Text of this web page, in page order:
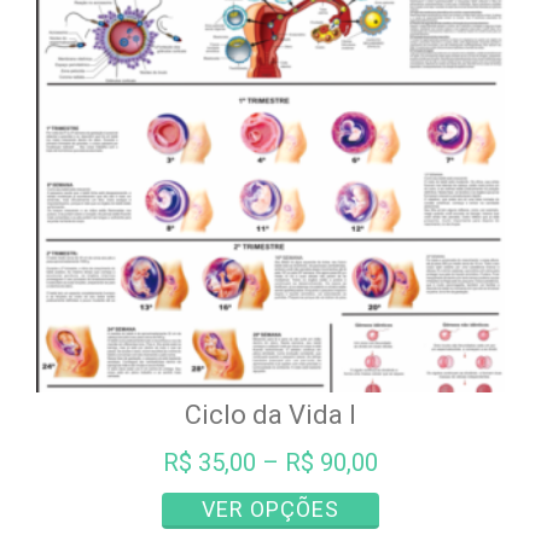
Ciclo da Vida I
R$ 35,00 – R$ 90,00
VER OPÇÕES
produto